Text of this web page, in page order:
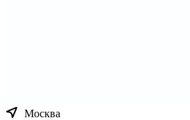
Москва